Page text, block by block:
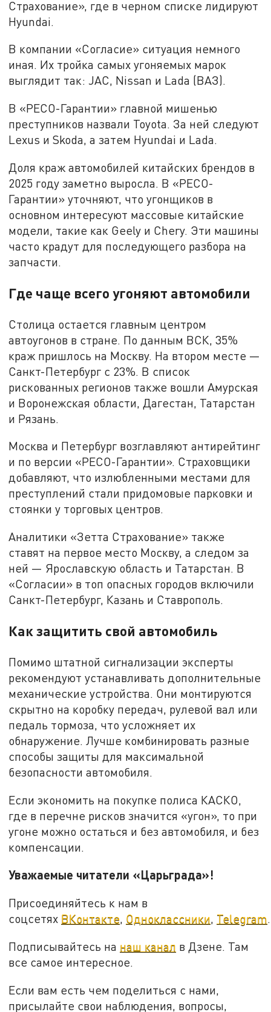
Страхование», где в черном списке лидируют
Hyundai.
В компании «Согласие» ситуация немного
иная. Их тройка самых угоняемых марок
выглядит так: JAC, Nissan и Lada (ВАЗ).
В «РЕСО-Гарантии» главной мишенью
преступников назвали Toyota. За ней следуют
Lexus и Skoda, а затем Hyundai и Lada.
Доля краж автомобилей китайских брендов в
2025 году заметно выросла. В «РЕСО-
Гарантии» уточняют, что угонщиков в
основном интересуют массовые китайские
модели, такие как Geely и Chery. Эти машины
часто крадут для последующего разбора на
запчасти.
Где чаще всего угоняют автомобили
Столица остается главным центром
автоугонов в стране. По данным ВСК, 35%
краж пришлось на Москву. На втором месте —
Санкт-Петербург с 23%. В список
рискованных регионов также вошли Амурская
и Воронежская области, Дагестан, Татарстан
и Рязань.
Москва и Петербург возглавляют антирейтинг
и по версии «РЕСО-Гарантии». Страховщики
добавляют, что излюбленными местами для
преступлений стали придомовые парковки и
стоянки у торговых центров.
Аналитики «Зетта Страхование» также
ставят на первое место Москву, а следом за
ней — Ярославскую область и Татарстан. В
«Согласии» в топ опасных городов включили
Санкт-Петербург, Казань и Ставрополь.
Как защитить свой автомобиль
Помимо штатной сигнализации эксперты
рекомендуют устанавливать дополнительные
механические устройства. Они монтируются
скрытно на коробку передач, рулевой вал или
педаль тормоза, что усложняет их
обнаружение. Лучше комбинировать разные
способы защиты для максимальной
безопасности автомобиля.
Если экономить на покупке полиса КАСКО,
где в перечне рисков значится «угон», то при
угоне можно остаться и без автомобиля, и без
компенсации.
Уважаемые читатели «Царьграда»!
Присоединяйтесь к нам в
соцсетях ВКонтакте, Одноклассники, Telegram.
Подписывайтесь на наш канал в Дзене. Там
все самое интересное.
Если вам есть чем поделиться с нами,
присылайте свои наблюдения, вопросы,